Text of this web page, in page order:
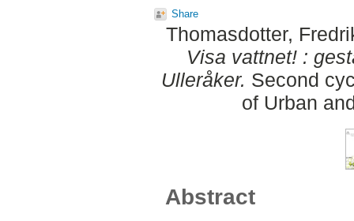
Share
Thomasdotter,
Visa vattnet! :
Ulleråker. Second
of Urban
Abstract